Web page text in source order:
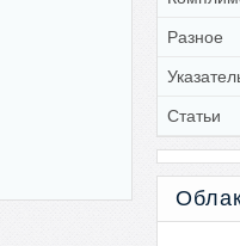
Разное
Статьи